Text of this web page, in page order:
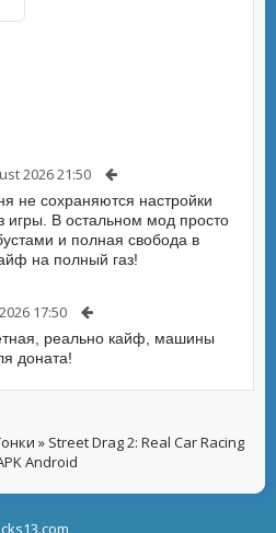
2026 21:50
не сохраняются настройки
игры. В остальном мод просто
и полная свобода в
на полный газ!
17:50
реально кайф, машины
доната!
» Street Drag 2: Real Car Racing
Android